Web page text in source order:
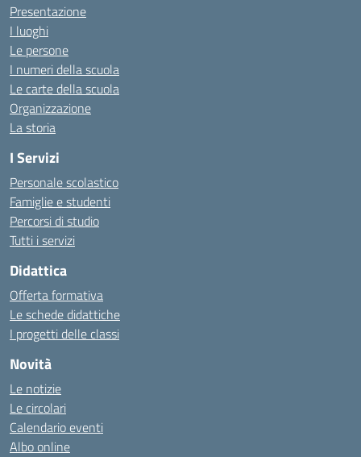
Presentazione
I luoghi
Le persone
I numeri della scuola
Le carte della scuola
Organizzazione
La storia
I Servizi
Personale scolastico
Famiglie e studenti
Percorsi di studio
Tutti i servizi
Didattica
Offerta formativa
Le schede didattiche
I progetti delle classi
Novità
Le notizie
Le circolari
Calendario eventi
Albo online